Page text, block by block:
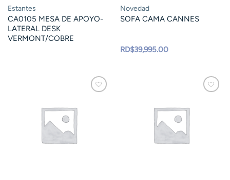
Estantes
CA0105 MESA DE APOYO-
LATERAL DESK
VERMONT/COBRE
Novedad
SOFA CAMA CANNES
RD$39,995.00